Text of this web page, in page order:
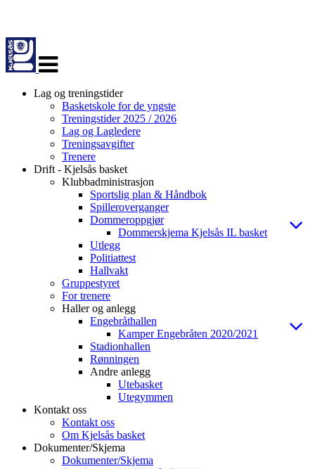
navigasjon
Lag og treningstider
Basketskole for de yngste
Treningstider 2025 / 2026
Lag og Lagledere
Treningsavgifter
Trenere
Drift - Kjelsås basket
Klubbadministrasjon
Sportslig plan & Håndbok
Spilleroverganger
Dommeroppgjør
Dommerskjema Kjelsås IL basket
Utlegg
Politiattest
Hallvakt
Gruppestyret
For trenere
Haller og anlegg
Engebråthallen
Kamper Engebråten 2020/2021
Stadionhallen
Rønningen
Andre anlegg
Utebasket
Utegymmen
Kontakt oss
Kontakt oss
Om Kjelsås basket
Dokumenter/Skjema
Dokumenter/Skjema